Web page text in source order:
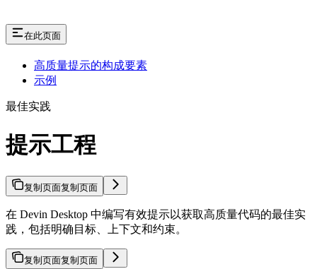
在此页面
高质量提示的构成要素
示例
最佳实践
提示工程
复制页面复制页面
在 Devin Desktop 中编写有效提示以获取高质量代码的最佳实
践，包括明确目标、上下文和约束。
复制页面复制页面